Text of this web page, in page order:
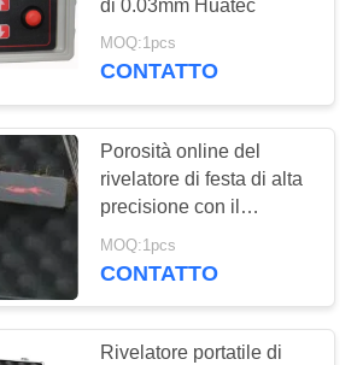
di spessore
portatile
di 0.03mm Huatec
MOQ:1pcs
CONTATTO
Porosità online del
rivelatore di festa di alta
precisione con il
visualizzatore digitale
HD-120
MOQ:1pcs
CONTATTO
Rivelatore portatile di